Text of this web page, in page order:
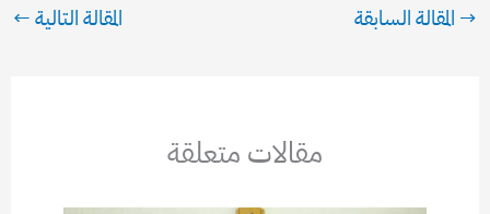
→ المقالة السابقة المقالة التالية←
مقالات متعلقة